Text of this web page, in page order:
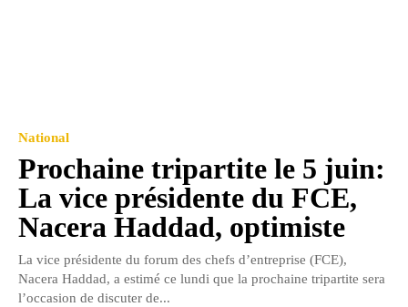
National
Prochaine tripartite le 5 juin:
La vice présidente du FCE,
Nacera Haddad, optimiste
La vice présidente du forum des chefs d’entreprise (FCE),
Nacera Haddad, a estimé ce lundi que la prochaine tripartite sera
l’occasion de discuter de...